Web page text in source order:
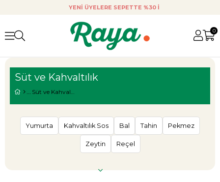
YENI ÜYELERE SEPETTE %30 INDIRIM.
0
Süt ve Kahvaltılık
Süt ve Kahvaltılık
Yumurta Kahvaltılık Sos Bal Tahin Pekmez
Zeytin Reçel